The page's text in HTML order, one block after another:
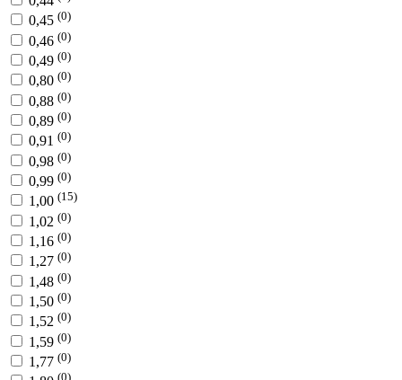
0,45 (0)
0,46 (0)
0,49 (0)
0,80 (0)
0,88 (0)
0,89 (0)
0,91 (0)
0,98 (0)
0,99 (0)
1,00 (15)
1,02 (0)
1,16 (0)
1,27 (0)
1,48 (0)
1,50 (0)
1,52 (0)
1,59 (0)
1,77 (0)
(0)